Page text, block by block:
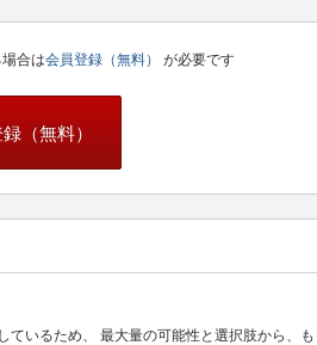
合は会員登録（無料） が必要です
（無料）
いるため、 最大量の可能性と選択肢から、